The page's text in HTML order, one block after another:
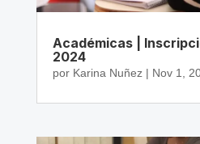
Académicas |
2024
por Karina Nuñez| Nov 1,